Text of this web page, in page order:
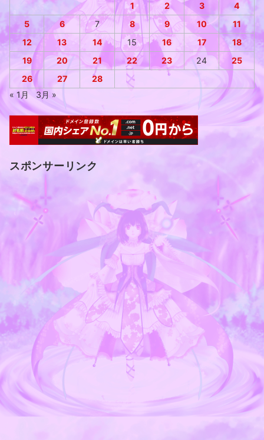
1
2 3
4
5
6 7 8 9 10
11
12
13 14 15 16 17
18
19
20 21 22 23 24
25
26
27
28
« 1月
3月 »
スポンサーリンク